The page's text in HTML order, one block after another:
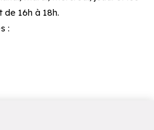
16h à 18h.
: